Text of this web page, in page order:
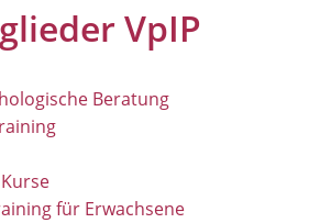
VpIP
Beratung
für Erwachsene